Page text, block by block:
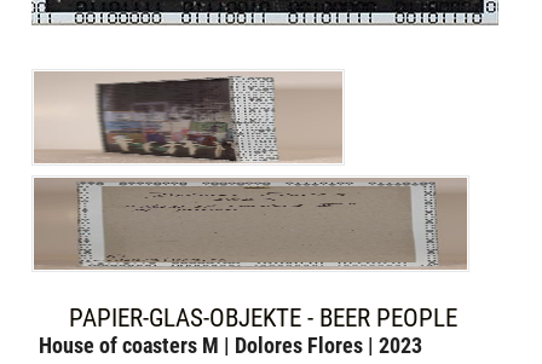
PAPIER-GLAS-OBJEKTE - BEER PEOPLE
House of coasters M | Dolores Flores | 2023